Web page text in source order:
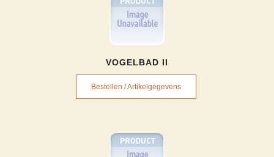
VOGELBAD II
Bestellen / Artikelgegevens